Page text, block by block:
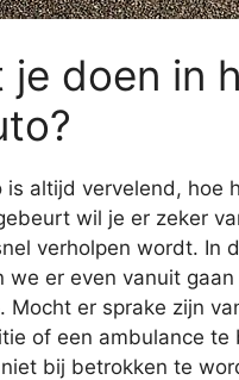
je doen in
is altijd vervelend, hoe
wil je er zeker
verholpen wordt. In
we er even vanuit
Mocht er sprake zijn
of een ambulance
bij betrokken te